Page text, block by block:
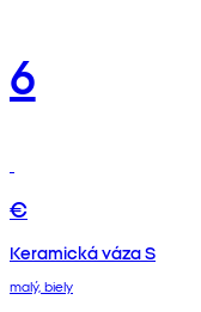
6
€
Keramická váza S
malý, biely